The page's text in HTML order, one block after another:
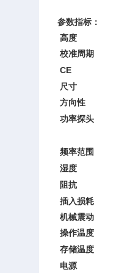
参数指标：
高度
校准周期
CE
尺寸
方向性
功率探头
频率范围
湿度
阻抗
插入损耗
机械震动
操作温度
存储温度
电源